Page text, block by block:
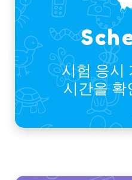
시험 응시
시간을 확